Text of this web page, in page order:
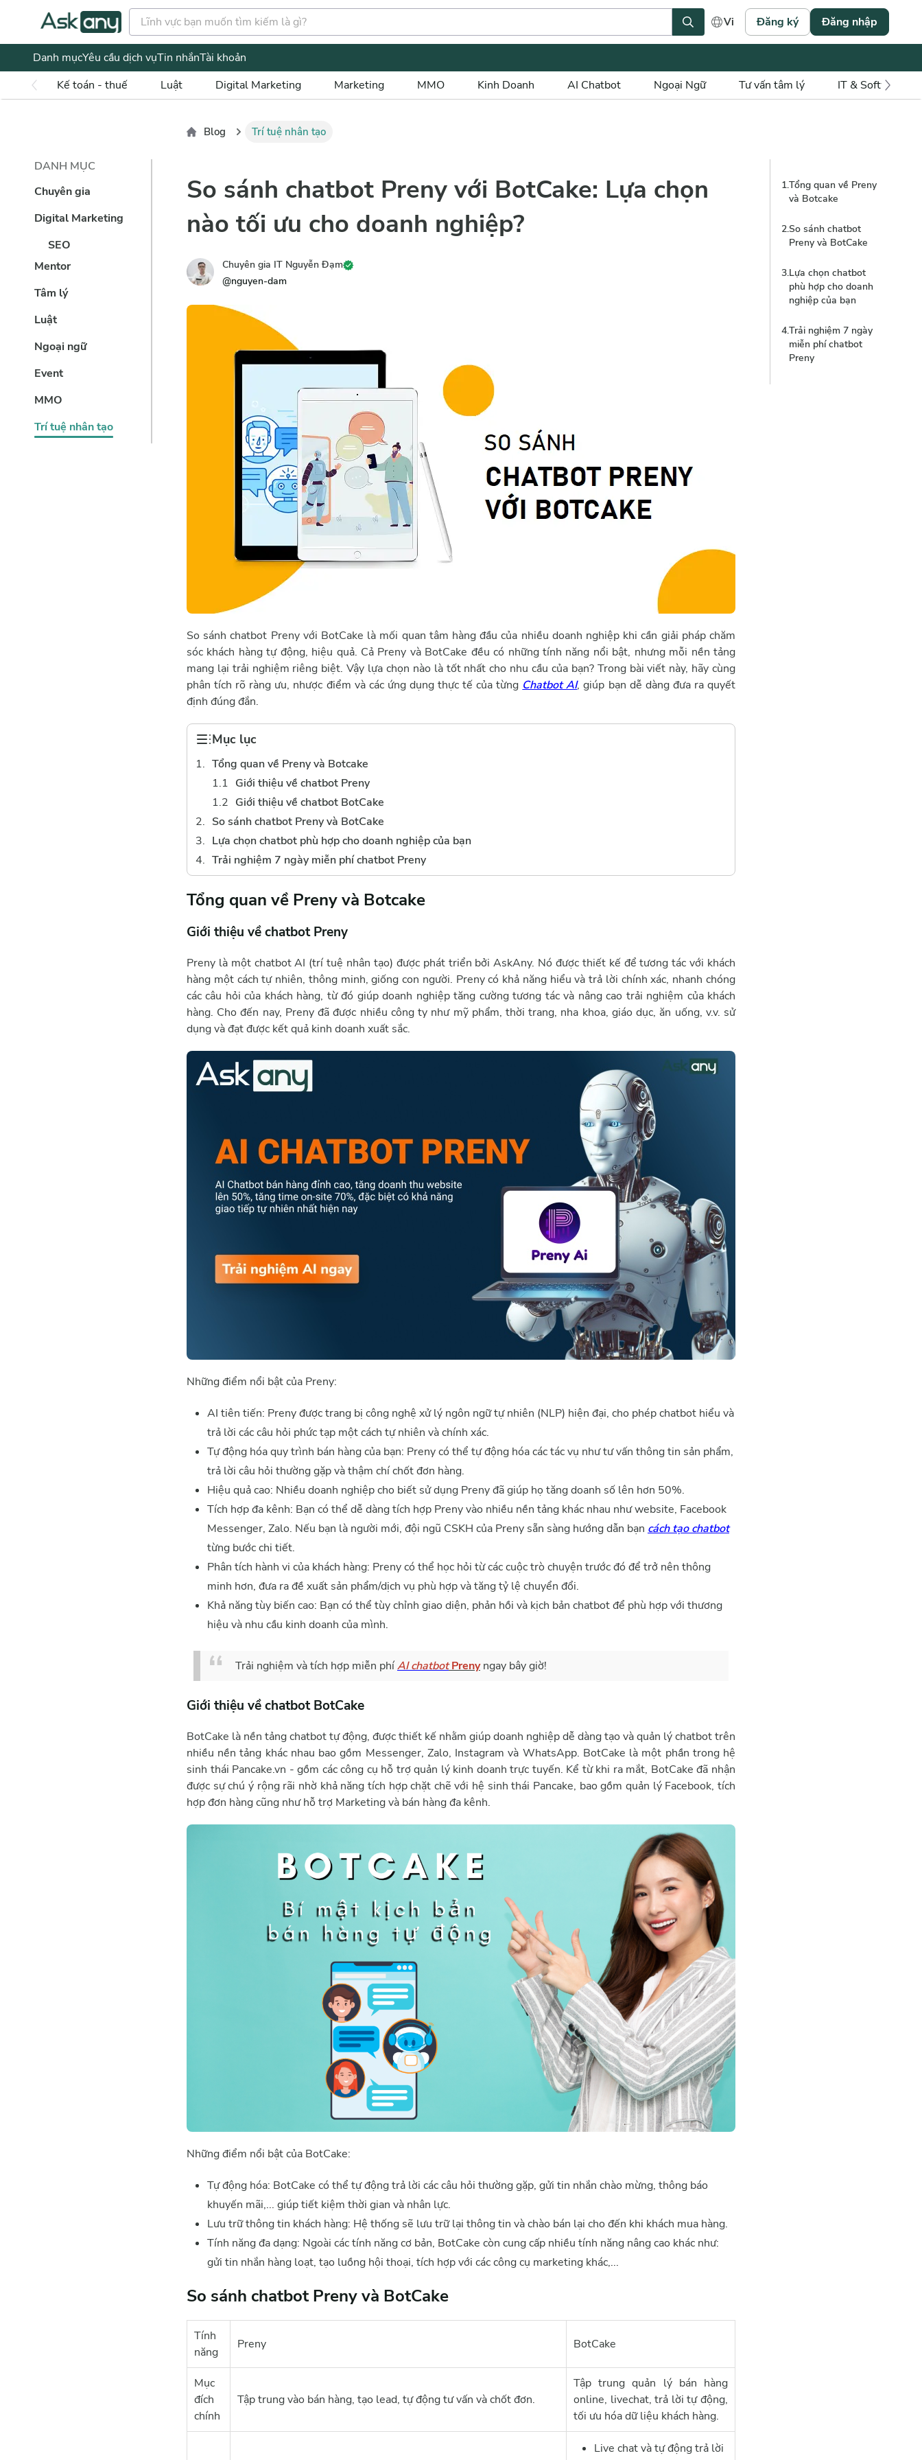
Vi Đăng ký Đăng nhập
Danh mụcYêu cầu dịch vụTin nhắnTài khoản
Kế toán - thuế
Luật Digital Marketing Marketing MMO Kinh Doanh AI Chatbot Ngoại Ngữ Tư vấn tâm lý IT & Software
Blog Trí tuệ nhân tạo
DANH MỤC
Chuyên gia
Digital Marketing
SEO
Mentor
Tâm lý
Luật
Ngoại ngữ
Event
MMO
Trí tuệ nhân tạo
So sánh chatbot Preny với BotCake: Lựa chọn
nào tối ưu cho doanh nghiệp?
Chuyên gia IT Nguyễn Đạm
@nguyen-dam
So sánh chatbot Preny với BotCake là mối quan tâm hàng đầu của nhiều doanh nghiệp khi cần giải pháp chăm
sóc khách hàng tự động, hiệu quả. Cả Preny và BotCake đều có những tính năng nổi bật, nhưng mỗi nền tảng
mang lại trải nghiệm riêng biệt. Vậy lựa chọn nào là tốt nhất cho nhu cầu của bạn? Trong bài viết này, hãy cùng
phân tích rõ ràng ưu, nhược điểm và các ứng dụng thực tế của từng Chatbot AI, giúp bạn dễ dàng đưa ra quyết
định đúng đắn.
Mục lục
Tổng quan về Preny và Botcake
Giới thiệu về chatbot Preny
Giới thiệu về chatbot BotCake
So sánh chatbot Preny và BotCake
Lựa chọn chatbot phù hợp cho doanh nghiệp của bạn
Trải nghiệm 7 ngày miễn phí chatbot Preny
Tổng quan về Preny và Botcake
Giới thiệu về chatbot Preny
Preny là một chatbot AI (trí tuệ nhân tạo) được phát triển bởi AskAny. Nó được thiết kế để tương tác với khách
hàng một cách tự nhiên, thông minh, giống con người. Preny có khả năng hiểu và trả lời chính xác, nhanh chóng
các câu hỏi của khách hàng, từ đó giúp doanh nghiệp tăng cường tương tác và nâng cao trải nghiệm của khách
hàng. Cho đến nay, Preny đã được nhiều công ty như mỹ phẩm, thời trang, nha khoa, giáo dục, ăn uống, v.v. sử
dụng và đạt được kết quả kinh doanh xuất sắc.
Những điểm nổi bật của Preny:
AI tiên tiến: Preny được trang bị công nghệ xử lý ngôn ngữ tự nhiên (NLP) hiện đại, cho phép chatbot hiểu và
trả lời các câu hỏi phức tạp một cách tự nhiên và chính xác.
Tự động hóa quy trình bán hàng của bạn: Preny có thể tự động hóa các tác vụ như tư vấn thông tin sản phẩm,
trả lời câu hỏi thường gặp và thậm chí chốt đơn hàng.
Hiệu quả cao: Nhiều doanh nghiệp cho biết sử dụng Preny đã giúp họ tăng doanh số lên hơn 50%.
Tích hợp đa kênh: Bạn có thể dễ dàng tích hợp Preny vào nhiều nền tảng khác nhau như website, Facebook
Messenger, Zalo. Nếu bạn là người mới, đội ngũ CSKH của Preny sẵn sàng hướng dẫn bạn cách tạo chatbot
từng bước chi tiết.
Phân tích hành vi của khách hàng: Preny có thể học hỏi từ các cuộc trò chuyện trước đó để trở nên thông
minh hơn, đưa ra đề xuất sản phẩm/dịch vụ phù hợp và tăng tỷ lệ chuyển đổi.
Khả năng tùy biến cao: Bạn có thể tùy chỉnh giao diện, phản hồi và kịch bản chatbot để phù hợp với thương
hiệu và nhu cầu kinh doanh của mình.
Trải nghiệm và tích hợp miễn phíAI chatbotPreny ngay bây giờ!
Giới thiệu về chatbot BotCake
BotCake là nền tảng chatbot tự động, được thiết kế nhằm giúp doanh nghiệp dễ dàng tạo và quản lý chatbot trên
nhiều nền tảng khác nhau bao gồm Messenger, Zalo, Instagram và WhatsApp. BotCake là một phần trong hệ
sinh thái Pancake.vn - gồm các công cụ hỗ trợ quản lý kinh doanh trực tuyến. Kể từ khi ra mắt, BotCake đã nhận
được sự chú ý rộng rãi nhờ khả năng tích hợp chặt chẽ với hệ sinh thái Pancake, bao gồm quản lý Facebook, tích
hợp đơn hàng cũng như hỗ trợ Marketing và bán hàng đa kênh.
Những điểm nổi bật của BotCake:
Tự động hóa: BotCake có thể tự động trả lời các câu hỏi thường gặp, gửi tin nhắn chào mừng, thông báo
khuyến mãi,... giúp tiết kiệm thời gian và nhân lực.
Lưu trữ thông tin khách hàng: Hệ thống sẽ lưu trữ lại thông tin và chào bán lại cho đến khi khách mua hàng.
Tính năng đa dạng: Ngoài các tính năng cơ bản, BotCake còn cung cấp nhiều tính năng nâng cao khác như:
gửi tin nhắn hàng loạt, tạo luồng hội thoại, tích hợp với các công cụ marketing khác,...
So sánh chatbot Preny và BotCake
Tính
năng
Preny BotCake
Mục
đích
chính
Tập trung vào bán hàng, tạo lead, tự động tư vấn và chốt đơn.
Tập trung quản lý bán hàng
online, livechat, trả lời tự động,
tối ưu hóa dữ liệu khách hàng.
Live chat và tự động trả lời
1.Tổng quan về Preny
và Botcake
1.Giới thiệu về
chatbot Preny
2.Giới thiệu về
chatbot BotCake
2.So sánh chatbot
Preny và BotCake
3.Lựa chọn chatbot
phù hợp cho doanh
nghiệp của bạn
4.Trải nghiệm 7 ngày
miễn phí chatbot
Preny